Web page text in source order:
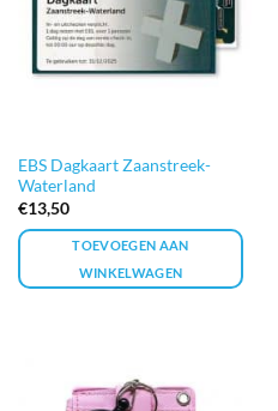
EBS Dagkaart Zaanstreek-
Waterland
€13,50
TOEVOEGEN AAN
WINKELWAGEN